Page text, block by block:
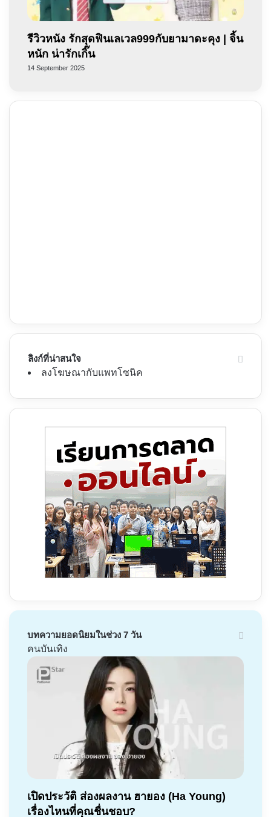
รีวิวหนัง รักสุดฟินเลเวล999กับยามาดะคุง | จิ้น
หนัก น่ารักเกิ๊น
14 September 2025
ลิงก์ที่น่าสนใจ
ลงโฆษณากับแพทโซนิค
บทความยอดนิยมในช่วง 7 วัน
คนบันเทิง
เปิดประวัติ ส่องผลงาน ฮายอง (Ha Young)
เรื่องไหนที่คุณชื่นชอบ?